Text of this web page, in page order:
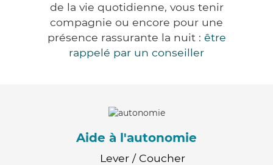
de la vie quotidienne, vous tenir
compagnie ou encore pour une
présence rassurante la nuit : être
rappelé par un conseiller
Aide à l'autonomie
Lever / Coucher